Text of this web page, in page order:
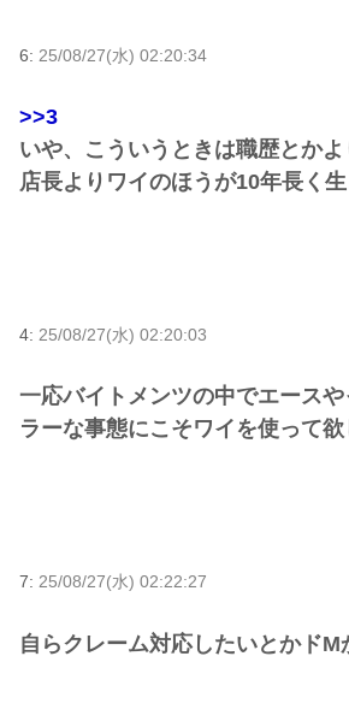
6: 25/08/27(水) 02:20:34
>>3
いや、こういうときは職歴とか
店長よりワイのほうが10年長く
4: 25/08/27(水) 02:20:03
一応バイトメンツの中でエース
ラーな事態にこそワイを使って
7: 25/08/27(水) 02:22:27
自らクレーム対応したいとかドM